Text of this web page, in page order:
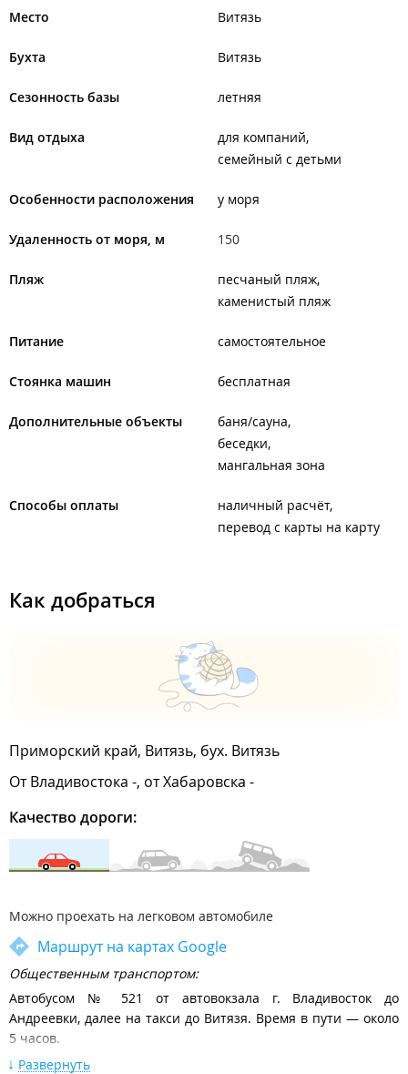
Место Витязь
Бухта Витязь
Сезонность базы летняя
Вид отдыха
для компаний
семейный с детьми
Особенности расположения у моря
Удаленность от моря, м 150
Пляж
песчаный пляж
каменистый пляж
Питание самостоятельное
Стоянка машин бесплатная
Дополнительные объекты
баня/сауна
беседки
мангальная зона
Способы оплаты
наличный расчёт
перевод с карты на карту
Как добраться
Приморский край, Витязь, бух. Витязь
От Владивостока -, от Хабаровска -
Качество дороги:
Можно проехать на легковом автомобиле
Маршрут на картах Google
Общественным транспортом:
Автобусом № 521 от автовокзала г. Владивосток до
Андреевки, далее на такси до Витязя. Время в пути — около
5 часов.
Расписание движения междугородних автобусов от
Развернуть